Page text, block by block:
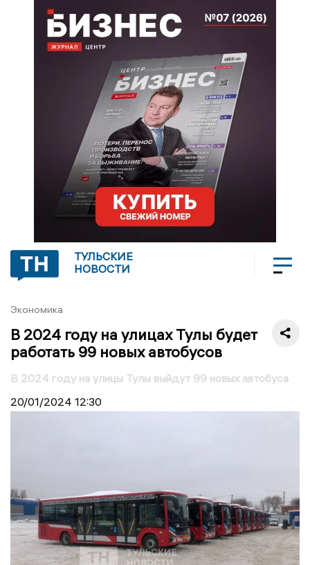
ТУЛЬСКИЕ
НОВОСТИ
Экономика
В 2024 году на улицах Тулы будет
работать 99 новых автобусов
В 2024 году на улицы Тулы выйдут 99 новых автобуса
20/01/2024 12:30